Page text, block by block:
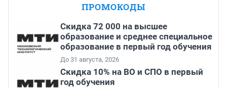
ПРОМОКОДЫ
Скидка 72 000 на высшее
образование и среднее специальное
образование в первый год обучения
До 31 августа, 2026
Скидка 10% на ВО и СПО в первый
год обучения